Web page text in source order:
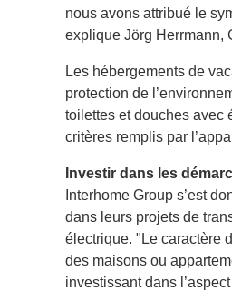
nous avons attribué le
explique Jörg Herrmann,
Les hébergements de
protection de
toilettes et douches avec
critères remplis par
Investir dans les
Interhome Group s’est
dans leurs projets de
électrique. "Le caractère
des maisons ou
investissant dans